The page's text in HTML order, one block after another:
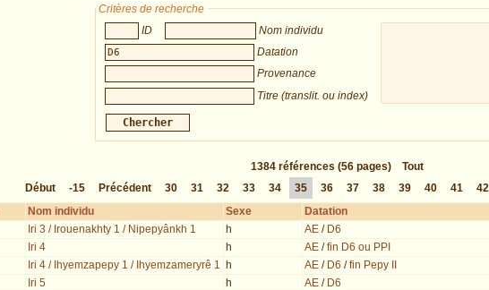
Critères de recherche
ID
Nom individu
Datation
Provenance
Titre (translit. ou index)
1384 références (56 pages)
Tout
Début
-15 Précédent 30 31 32 33 34 35 36 37 38 39 40 41 42
Nom individu Sexe Datation
Iri 3 / Irouenakhty 1 / Nipepyânkh 1 h AE/ D6
Iri 4 h AE/fin D6 ou PPI
Iri 4 / Ihyemzapepy 1 / Ihyemzameryrê 1 h AE/ D6 /fin Pepy II
Iri 5 h AE/ D6